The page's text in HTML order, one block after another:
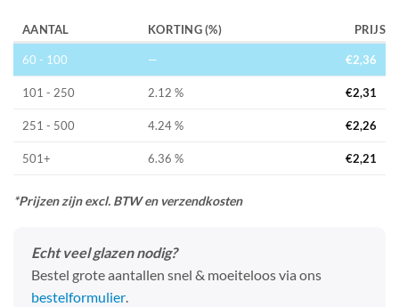
AANTAL KORTING (%) PRIJS
60 - 100 — €2,36
101 - 250 2.12 % €2,31
251 - 500 4.24 % €2,26
501+ 6.36 % €2,21
*Prijzen zijn excl. BTW en verzendkosten
Echt veel glazen nodig?
Bestel grote aantallen snel & moeiteloos via ons
bestelformulier.